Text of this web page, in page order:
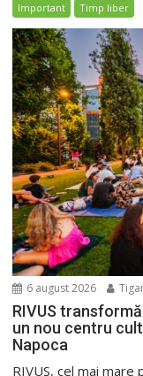
Important Timp liber
6 august 2026
RIVUS
un nou centru
Napoca
RIVUS, cel mai